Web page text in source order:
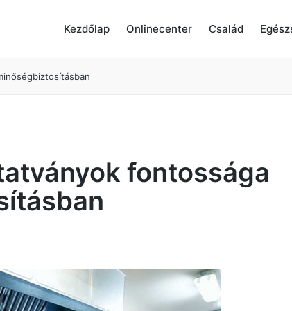
Kezdőlap Onlinecenter Család
fontossága